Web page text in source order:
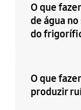
O que
de água
do
O que
produzir